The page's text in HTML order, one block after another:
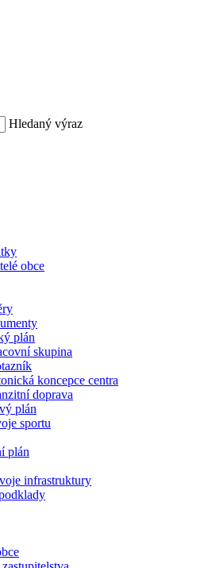
Hledaný výraz
obce
plán
skupina
koncepce centra
doprava
plán
sportu
plán
infrastruktury